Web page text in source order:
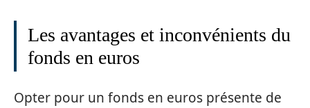
Les avantages et inconvénients du
fonds en euros
Opter pour un fonds en euros présente de